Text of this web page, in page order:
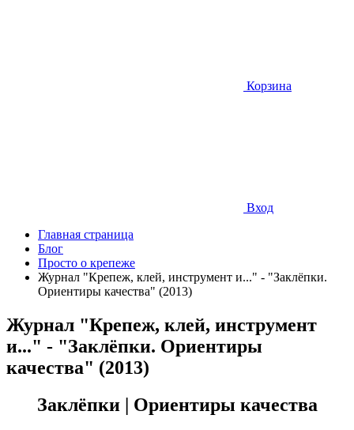
Корзина
Вход
Главная страница
Блог
Просто о крепеже
Журнал "Крепеж, клей, инструмент и..." - "Заклёпки.
Ориентиры качества" (2013)
Журнал "Крепеж, клей, инструмент
и..." - "Заклёпки. Ориентиры
качества" (2013)
Заклёпки | Ориентиры качества